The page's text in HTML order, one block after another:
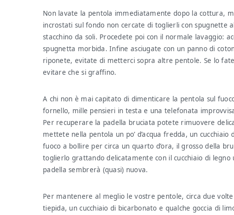
Non lavate la pentola immediatamente dopo la cottura,
incrostati sul fondo non cercate di toglierli con spugnette
stacchino da soli. Procedete poi con il normale lavaggio:
spugnetta morbida. Infine asciugate con un panno di
riponete, evitate di metterci sopra altre pentole. Se lo
evitare che si graffino.
A chi non è mai capitato di dimenticare la pentola sul
fornello, mille pensieri in testa e una telefonata
Per recuperare la padella bruciata potete rimuovere
mettete nella pentola un po’ d’acqua fredda, un
fuoco a bollire per circa un quarto d’ora, il grosso della
toglierlo grattando delicatamente con il cucchiaio di
padella sembrerà (quasi) nuova.
Per mantenere al meglio le vostre pentole, circa due
tiepida, un cucchiaio di bicarbonato e qualche goccia di